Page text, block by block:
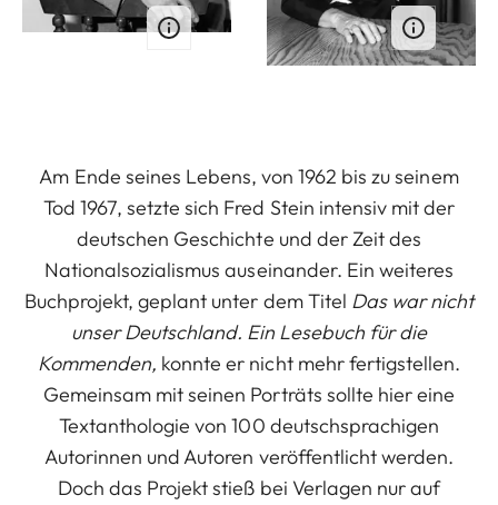
Am Ende seines Lebens, von 1962 bis zu seinem
Tod 1967, setzte sich Fred Stein intensiv mit der
deutschen Geschichte und der Zeit des
Nationalsozialismus auseinander. Ein weiteres
Buchprojekt, geplant unter dem Titel Das war nicht
unser Deutschland. Ein Lesebuch für die
Kommenden, konnte er nicht mehr fertigstellen.
Gemeinsam mit seinen Porträts sollte hier eine
Textanthologie von 100 deutschsprachigen
Autorinnen und Autoren veröffentlicht werden.
Doch das Projekt stieß bei Verlagen nur auf